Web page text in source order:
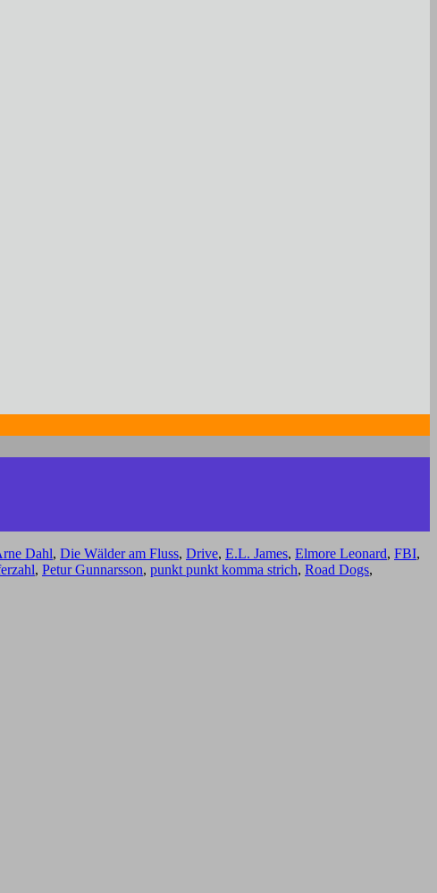
Dahl, Die Wälder am Fluss, Drive, E.L. James, Elmore Leonard, FBI,
, Petur Gunnarsson, punkt punkt komma strich, Road Dogs,